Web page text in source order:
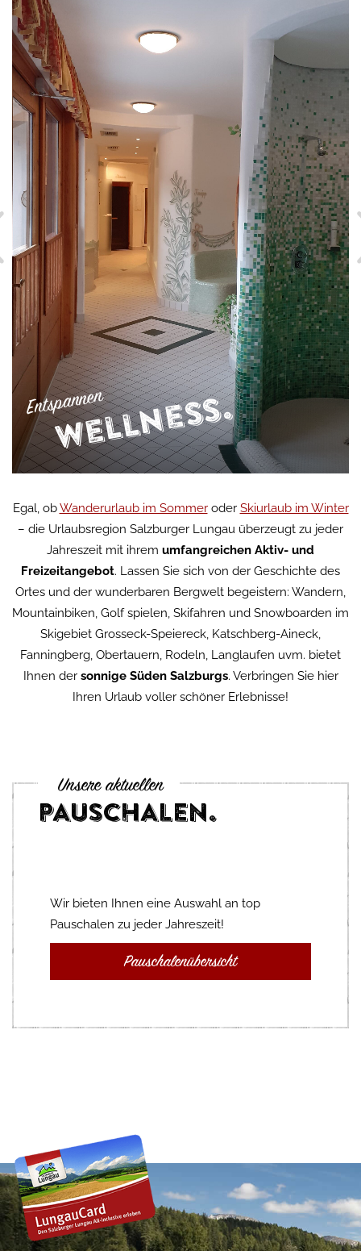
Wellness.
Entspannen
Egal, obWanderurlaub im Sommeroder Skiurlaub im Winter
– die Urlaubsregion Salzburger Lungau überzeugt zu jeder
Jahreszeit mit ihrem umfangreichen Aktiv- und
Freizeitangebot. Lassen Sie sich von der Geschichte des
Ortes und der wunderbaren Bergwelt begeistern: Wandern,
Mountainbiken, Golf spielen, Skifahren und Snowboarden im
Skigebiet Grosseck-Speiereck, Katschberg-Aineck,
Fanningberg, Obertauern, Rodeln, Langlaufen uvm. bietet
Ihnen der sonnige Süden Salzburgs. Verbringen Sie hier
Ihren Urlaub voller schöner Erlebnisse!
Unsere aktuellen
PAUSCHALEN.
Wir bieten Ihnen eine Auswahl an top
Pauschalen zu jeder Jahreszeit!
Pauschalenübersicht